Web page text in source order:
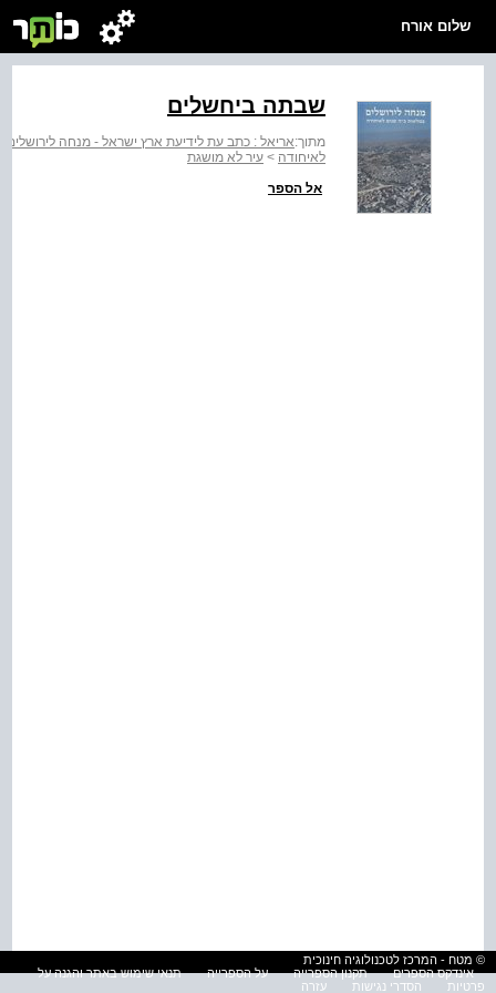
שלום אורח
שבתה ביחשלים
מתוך:אריאל : כתב עת לידיעת ארץ ישראל - מנחה
לאיחודה > עיר לא מושגת
אל הספר
© מטח - המרכז לטכנולוגיה חינוכית
אינדקס הספרים
תקנון הספרייה על הספרייה
תנאי שימוש באתר והגנה על
פרטיות
הסדרי נגישות עזרה